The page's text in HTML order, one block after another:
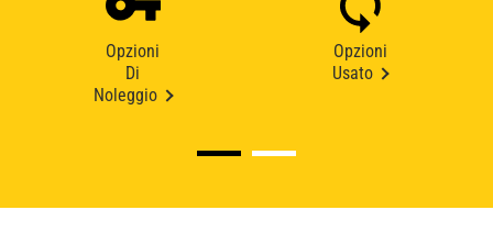
Opzioni
Di
Noleggio
Opzioni
Usato